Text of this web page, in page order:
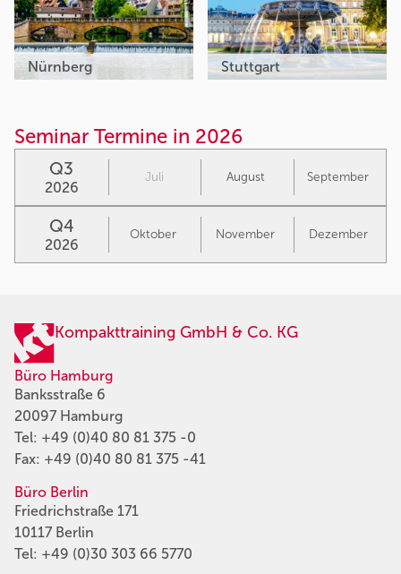
Nürnberg Stuttgart
Seminar Termine in 2026
Q3
2026
Juli August September
Q4
2026
Oktober November Dezember
Kompakttraining GmbH & Co. KG
Büro Hamburg
Banksstraße 6
20097 Hamburg
Tel: +49 (0)40 80 81 375 -0
Fax: +49 (0)40 80 81 375 -41
Büro Berlin
Friedrichstraße 171
10117 Berlin
Tel: +49 (0)30 303 66 5770